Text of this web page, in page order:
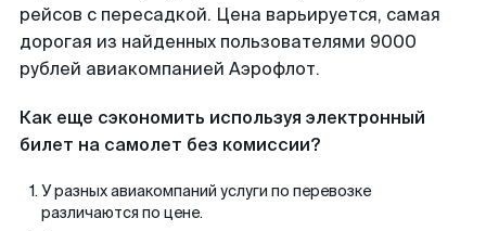
рейсов с пересадкой. Цена варьируется, самая
дорогая из найденных пользователями 9000
рублей авиакомпанией Аэрофлот.
Как еще сэкономить используя электронный
билет на самолет без комиссии?
У разных авиакомпаний услуги по перевозке
различаются по цене.